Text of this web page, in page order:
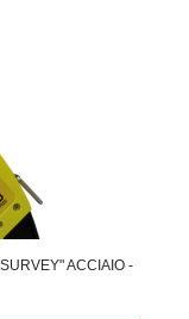
ACCIAIO -